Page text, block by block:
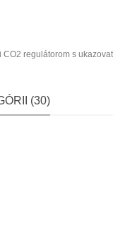
regulátorom s
(30)